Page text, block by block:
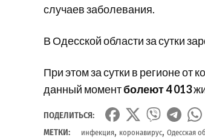
случаев заболевания.
В Одесской области за сутки
При этом за сутки в регионе от
данный моментболеют 4 013
ПОДЕЛИТЬСЯ:
МЕТКИ:
инфекция, коронавирус, Одесская